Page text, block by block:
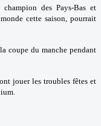
des Pays-Bas et
cette saison, pourrait
coupe du manche pendant
jouer les troubles fêtes et